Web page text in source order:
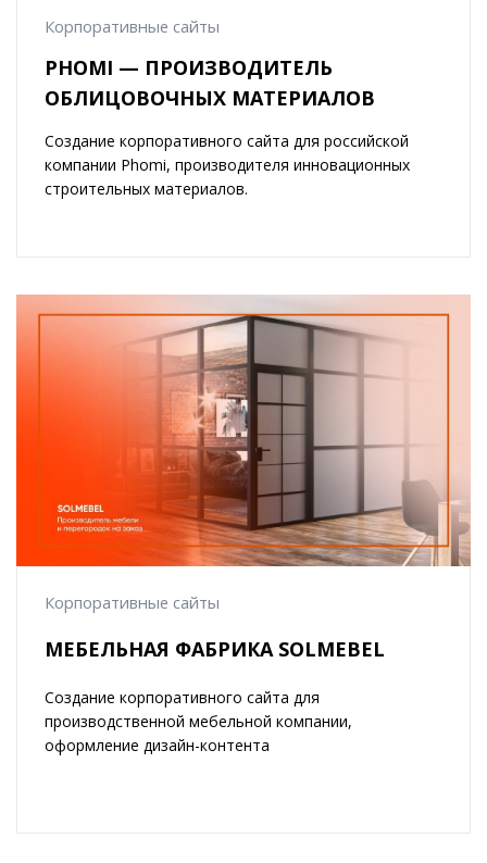
Корпоративные сайты
PHOMI — ПРОИЗВОДИТЕЛЬ
ОБЛИЦОВОЧНЫХ МАТЕРИАЛОВ
Создание корпоративного сайта для российской
компании Phomi, производителя инновационных
строительных материалов.
Корпоративные сайты
МЕБЕЛЬНАЯ ФАБРИКА SOLMEBEL
Создание корпоративного сайта для
производственной мебельной компании,
оформление дизайн-контента